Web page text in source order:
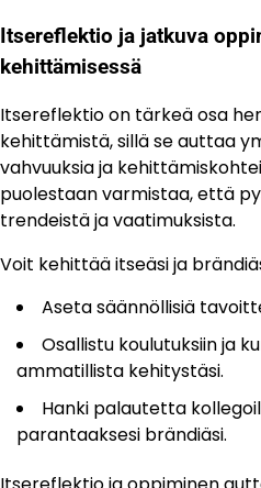
Itsereflektio ja jatkuva
kehittämisessä
Itsereflektio on tärkeä osa
kehittämistä, sillä se auttaa
vahvuuksia ja
puolestaan varmistaa, että
trendeistä ja vaatimuksista.
Voit kehittää itseäsi ja
Aseta säännöllisiä
Osallistu koulutuksiin ja
ammatillista kehitystäsi.
Hanki palautetta
parantaaksesi brändiäsi.